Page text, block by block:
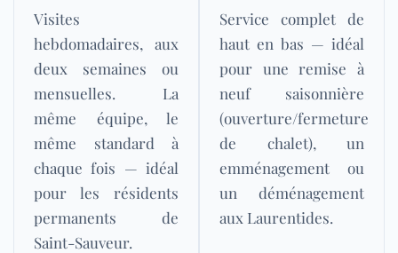
Visites
hebdomadaires, aux
deux semaines ou
mensuelles. La
même équipe, le
même standard à
chaque fois — idéal
pour les résidents
permanents de
Saint-Sauveur.
Service complet de
haut en bas — idéal
pour une remise à
neuf saisonnière
(ouverture/fermeture
de chalet), un
emménagement ou
un déménagement
aux Laurentides.